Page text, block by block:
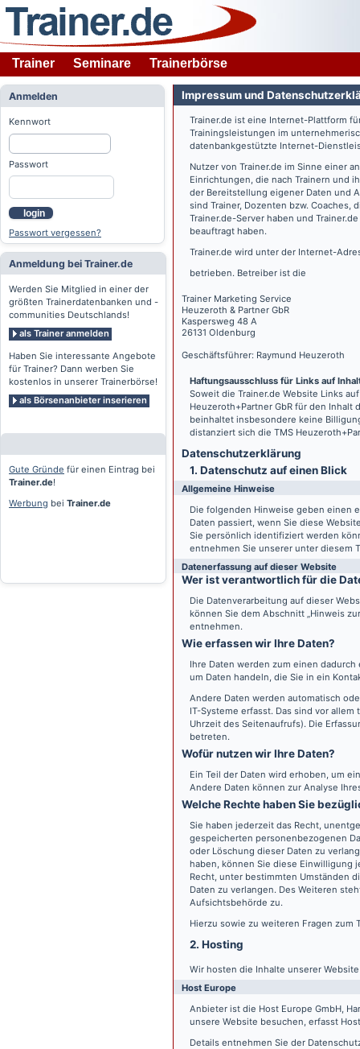
Trainer Seminare Trainerbörse
Anmelden
Kennwort
Passwort
login
Passwort vergessen?
Anmeldung bei Trainer.de
Werden Sie Mitglied in einer der
größten Trainerdatenbanken und -
communities Deutschlands!
als Trainer anmelden
Haben Sie interessante Angebote
für Trainer? Dann werben Sie
kostenlos in unserer Trainerbörse!
als Börsenanbieter inserieren
Gute Gründe für einen Eintrag bei
Trainer.de!
Werbung bei Trainer.de
Impressum und
Trainer.de ist eine Internet-Plattform
Trainingsleistungen im
datenbankgestützte Internet-
Nutzer von Trainer.de im Sinne einer
Einrichtungen, die nach Trainern und
der Bereitstellung eigener Daten und
sind Trainer, Dozenten bzw.
Trainer.de-Server haben und Trainer.de
beauftragt haben.
Trainer.de wird unter der Internet-
betrieben. Betreiber ist die
Trainer Marketing Service
Heuzeroth & Partner GbR
Kaspersweg 48 A
26131 Oldenburg
Geschäftsführer: Raymund Heuzeroth
Haftungsausschluss für Links auf
Soweit die Trainer.de Website Links
Heuzeroth+Partner GbR für den Inhalt
beinhaltet insbesondere keine
distanziert sich die TMS
Datenschutz­erklärung
1. Datenschutz auf einen Blick
Allgemeine Hinweise
Die folgenden Hinweise geben einen
Daten passiert, wenn Sie diese
Sie persönlich identifiziert werden
entnehmen Sie unserer unter diesem
Datenerfassung auf dieser Website
Wer ist verantwortlich für die
Die Datenverarbeitung auf dieser
können Sie dem Abschnitt „Hinweis
entnehmen.
Wie erfassen wir Ihre Daten?
Ihre Daten werden zum einen
um Daten handeln, die Sie in ein
Andere Daten werden automatisch
IT-Systeme erfasst. Das sind vor
Uhrzeit des Seitenaufrufs). Die
betreten.
Wofür nutzen wir Ihre Daten?
Ein Teil der Daten wird erhoben, um
Andere Daten können zur Analyse
Welche Rechte haben Sie
Sie haben jederzeit das Recht,
gespeicherten personenbezogenen
oder Löschung dieser Daten zu
haben, können Sie diese Einwilligung
Recht, unter bestimmten Umständen
Daten zu verlangen. Des Weiteren
Aufsichtsbehörde zu.
Hierzu sowie zu weiteren Fragen zum
2. Hosting
Wir hosten die Inhalte unserer
Host Europe
Anbieter ist die Host Europe GmbH,
unsere Website besuchen, erfasst
Details entnehmen Sie der